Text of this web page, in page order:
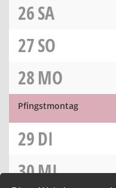
26SA
27SO
28MO
Pfingstmontag
29DI
30MI